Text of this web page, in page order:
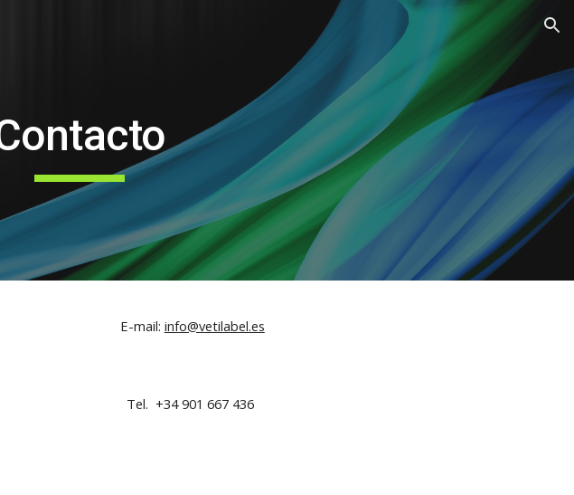
E-mail: info@vetilabel.es
Tel. +34 901 667 436